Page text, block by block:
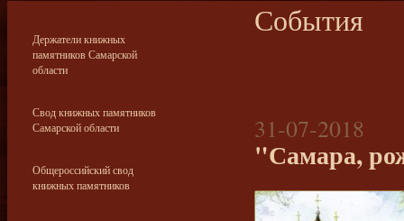
Держатели книжных
памятников Самарской
области
Свод книжных памятников
Самарской области
Общероссийский свод
книжных памятников
События
31-07-2018
"Самара,